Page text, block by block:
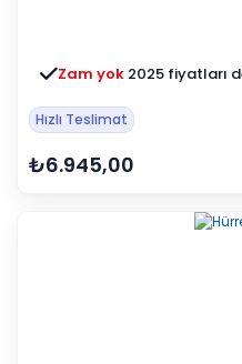
Zam yok 2025 fiyatları
Hızlı Teslimat
₺6.945,00